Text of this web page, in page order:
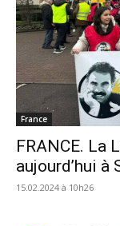
France
FRANCE. La
aujourd’hui à
15.02.2024 à 10h26